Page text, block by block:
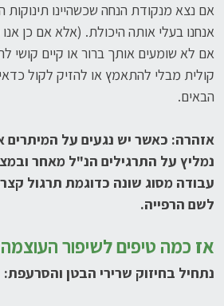
אם נצא מנקודת הנחה שכשהיינו תינוקות
אנחנו בעלי אותה היכולת. (אלא אם כן אנו
אם לא שומעים אותך ברור או קיים קושי
קולית מבלי להתאמץ או להזיק לקול
הבאים.
אזהרה: כאשר יש נגעים על המיתרים
נמליץ על התרגילים הנ"ל מאחר
עבודה מסוג שונה כדוגמת תרגול
לשם הרפייה.
אז כמה טיפים לשיפור
נתחיל בחיזוק שרירי הבטן והסרעפת: